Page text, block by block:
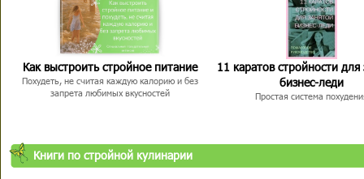
Как выстроить стройное питание
Похудеть, не считая каждую калорию и без
запрета любимых вкусностей
11 каратов стройности для
бизнес-леди
Простая система
Книги по стройной кулинарии